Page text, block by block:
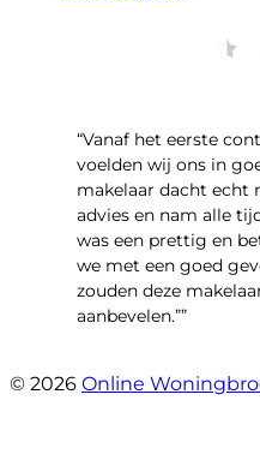
“Vanaf het eerste
voelden wij ons in
makelaar dacht echt
advies en nam alle
was een prettig en
we met een goed
zouden deze
aanbevelen.””
© 2026 Online